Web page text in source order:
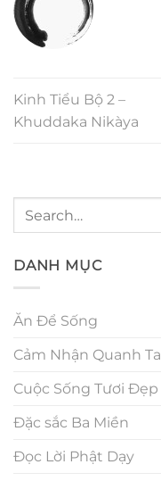
Kinh Tiểu Bộ 2 –
Khuddaka Nikàya
DANH MỤC
Ăn Để Sống
Cảm Nhận Quanh Ta
Cuộc Sống Tươi Đẹp
Đặc sắc Ba Miền
Đọc Lời Phật Dạy